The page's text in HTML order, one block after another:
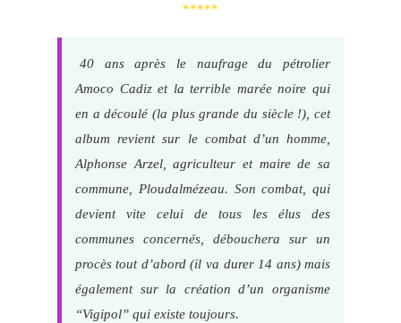
*****
40 ans après le naufrage du pétrolier
Amoco Cadiz et la terrible marée noire qui
en a découlé (la plus grande du siècle !), cet
album revient sur le combat d’un homme,
Alphonse Arzel, agriculteur et maire de sa
commune, Ploudalmézeau. Son combat, qui
devient vite celui de tous les élus des
communes concernés, débouchera sur un
procès tout d’abord (il va durer 14 ans) mais
également sur la création d’un organisme
“Vigipol” qui existe toujours.